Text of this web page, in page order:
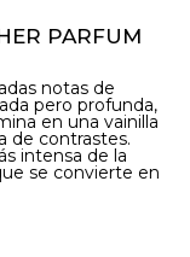
PARFUM
notas de
pero profunda,
en una vainilla
de contrastes.
intensa de la
se convierte en